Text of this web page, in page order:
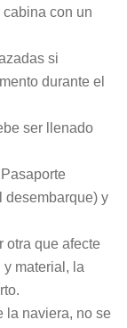
con un
si
durante el
ser llenado
desembarque) y
otra que afecte
material, la
la naviera, no se